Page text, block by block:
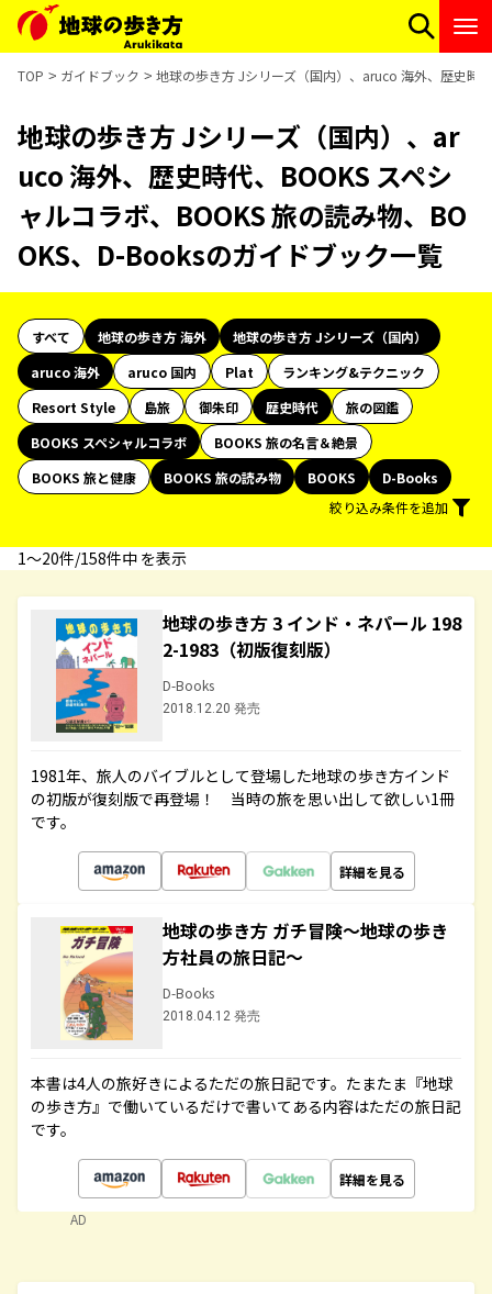
TOP ガイドブック 地球の歩き方 Jシリーズ（国内）、aruco 海外、歴史時
地球の歩き方 Jシリーズ（国内）、ar
uco 海外、歴史時代、BOOKS スペシ
ャルコラボ、BOOKS 旅の読み物、BO
OKS、D-Booksのガイドブック一覧
すべて 地球の歩き方 海外
地球の歩き方 Jシリーズ（国内）
aruco 海外
aruco 国内 Plat
ランキング&テクニック
Resort Style
島旅 御朱印 歴史時代
旅の図鑑
BOOKS スペシャルコラボ
BOOKS 旅の名言＆絶景
BOOKS 旅と健康
BOOKS 旅の読み物 BOOKS
D-Books
絞り込み条件を追加
1〜20件/158件中 を表示
地球の歩き方 3 インド・ネパール 198
2-1983（初版復刻版）
D-Books
2018.12.20 発売
1981年、旅人のバイブルとして登場した地球の歩き方インド
の初版が復刻版で再登場！ 当時の旅を思い出して欲しい1冊
です。
詳細を見る
地球の歩き方 ガチ冒険～地球の歩き
方社員の旅日記～
D-Books
2018.04.12 発売
本書は4人の旅好きによるただの旅日記です。たまたま『地球
の歩き方』で働いているだけで書いてある内容はただの旅日記
です。
詳細を見る
AD